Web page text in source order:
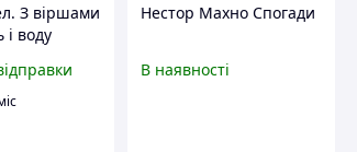
З віршами
і воду
Старого
Нестор Махно Спогади
В наявності